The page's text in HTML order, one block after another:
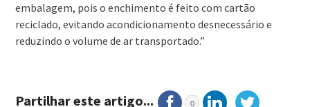
embalagem, pois o enchimento é feito com cartão
reciclado, evitando acondicionamento desnecessário e
reduzindo o volume de ar transportado.”
Partilhar este artigo... 0